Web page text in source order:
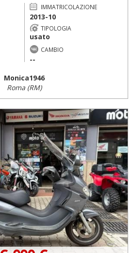
IMMATRICOLAZIONE
2013-10
TIPOLOGIA
usato
CAMBIO
--
Monica1946
Roma (RM)